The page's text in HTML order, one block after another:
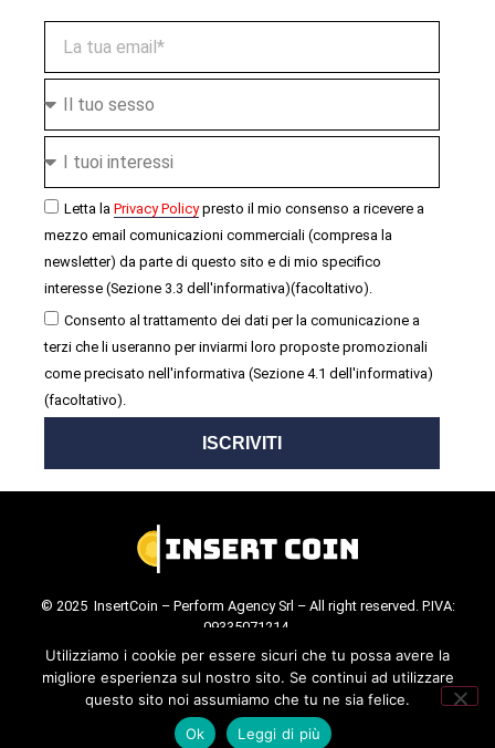
Letta la Privacy Policypresto il mio consenso a ricevere a
mezzo email comunicazioni commerciali (compresa la
newsletter) da parte di questo sito e di mio specifico
interesse (Sezione 3.3 dell'informativa)(facoltativo).
Consento al trattamento dei dati per la comunicazione a
terzi che li useranno per inviarmi loro proposte promozionali
come precisato nell'informativa (Sezione 4.1 dell'informativa)
(facoltativo).
ISCRIVITI
© 2025 InsertCoin – Perform Agency Srl – All right reserved. P.IVA:
09335071214.
Cookie Policy . Privacy Policy.
Utilizziamo i cookie per essere sicuri che tu possa avere la
migliore esperienza sul nostro sito. Se continui ad utilizzare
questo sito noi assumiamo che tu ne sia felice.
Ok
Leggi di più